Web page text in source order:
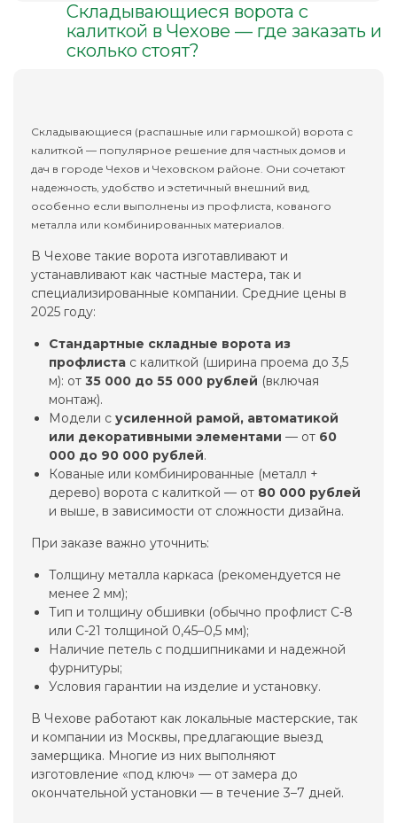
Складывающиеся ворота с
калиткой в Чехове — где заказать и
сколько стоят?
Складывающиеся (распашные или гармошкой) ворота с
калиткой — популярное решение для частных домов и
дач в городе Чехов и Чеховском районе. Они сочетают
надежность, удобство и эстетичный внешний вид,
особенно если выполнены из профлиста, кованого
металла или комбинированных материалов.
В Чехове такие ворота изготавливают и
устанавливают как частные мастера, так и
специализированные компании. Средние цены в
2025 году:
Стандартные складные ворота из
профлиста с калиткой (ширина проема до 3,5
м): от 35 000 до 55 000 рублей (включая
монтаж).
Модели с усиленной рамой, автоматикой
или декоративными элементами — от 60
000 до 90 000 рублей.
Кованые или комбинированные (металл +
дерево) ворота с калиткой — от 80 000 рублей
и выше, в зависимости от сложности дизайна.
При заказе важно уточнить:
Толщину металла каркаса (рекомендуется не
менее 2 мм);
Тип и толщину обшивки (обычно профлист С-8
или С-21 толщиной 0,45–0,5 мм);
Наличие петель с подшипниками и надежной
фурнитуры;
Условия гарантии на изделие и установку.
В Чехове работают как локальные мастерские, так
и компании из Москвы, предлагающие выезд
замерщика. Многие из них выполняют
изготовление «под ключ» — от замера до
окончательной установки — в течение 3–7 дней.